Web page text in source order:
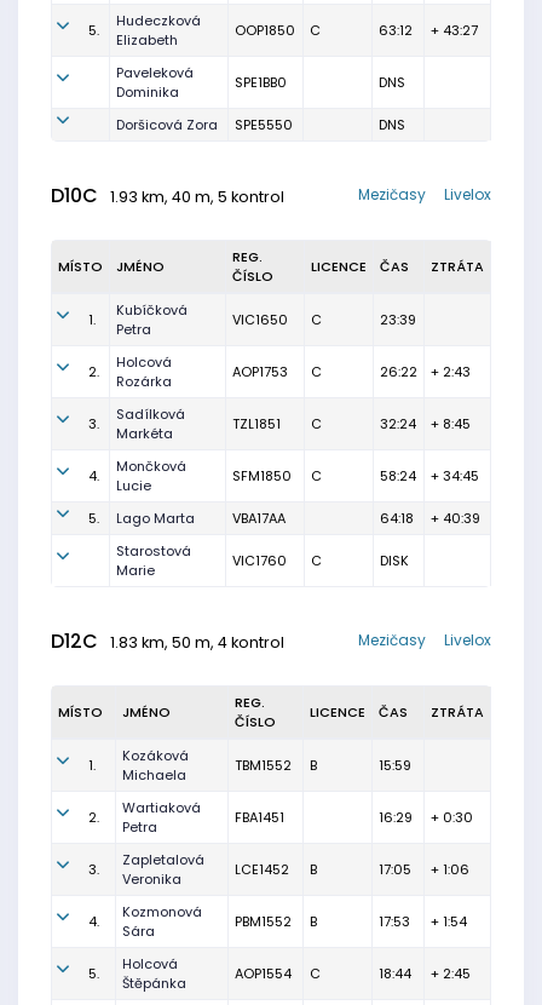
5.
Hudeczková
Elizabeth
OOP1850 C 63:12 + 43:27
Paveleková
Dominika
SPE1BB0 DNS
Doršicová Zora SPE5550 DNS
D10C 1.93 km, 40 m, 5 kontrol Livelox
Mezičasy
MÍSTO JMÉNO
REG.
ČÍSLO
LICENCE ČAS ZTRÁTA
1.
Kubíčková
Petra
VIC1650 C 23:39
2.
Holcová
Rozárka
AOP1753 C 26:22 + 2:43
3.
Sadílková
Markéta
TZL1851 C 32:24 + 8:45
4.
Mončková
Lucie
SFM1850 C 58:24 + 34:45
5. Lago Marta VBA17AA 64:18
+ 40:39
Starostová
Marie
VIC1760 C DISK
D12C 1.83 km, 50 m, 4 kontrol Livelox
Mezičasy
MÍSTO JMÉNO
REG.
ČÍSLO
LICENCE ČAS ZTRÁTA
1.
Kozáková
Michaela
TBM1552 B 15:59
2.
Wartiaková
Petra
FBA1451 16:29 + 0:30
3.
Zapletalová
Veronika
LCE1452 B 17:05 + 1:06
4.
Kozmonová
Sára
PBM1552 B 17:53 + 1:54
5.
Holcová
Štěpánka
AOP1554 C 18:44 + 2:45